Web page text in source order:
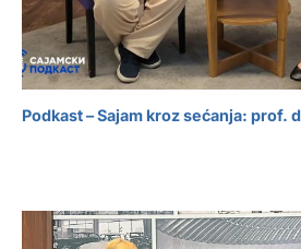
Podkast – Sajam kroz sećanja: prof.